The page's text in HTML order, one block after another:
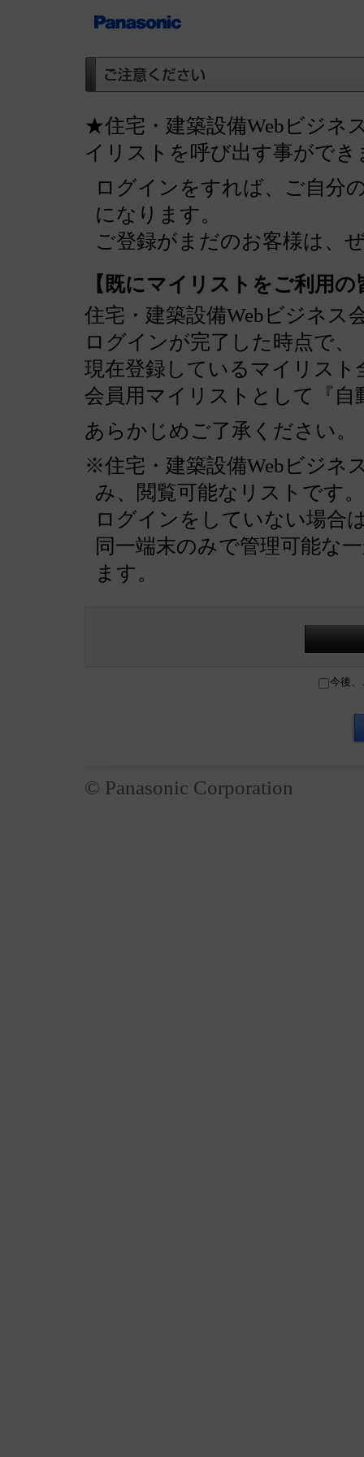
★住宅・建築設備Webビジネ
イリストを呼び出す事ができ
ログインをすれば、ご自分
になります。
ご登録がまだのお客様は、
【既にマイリストをご利用の
住宅・建築設備Webビジネス
ログインが完了した時点で、
現在登録しているマイリスト
会員用マイリストとして『
あらかじめご了承ください。
※住宅・建築設備Webビジネ
み、閲覧可能なリストです。
ログインをしていない場合
同一端末のみで管理可能な
ます。
今後、
© Panasonic Corporation